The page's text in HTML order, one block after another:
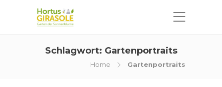
Schlagwort: Gartenportraits
Home Gartenportraits